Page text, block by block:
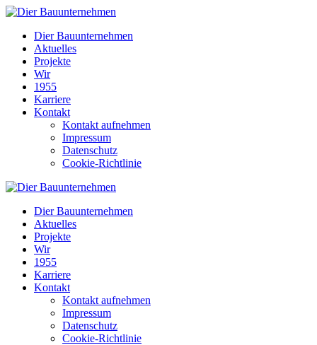
Dier Bauunternehmen
Aktuelles
Projekte
Wir
1955
Karriere
Kontakt
Kontakt aufnehmen
Impressum
Datenschutz
Cookie-Richtlinie
Dier Bauunternehmen
Aktuelles
Projekte
Wir
1955
Karriere
Kontakt
Kontakt aufnehmen
Impressum
Datenschutz
Cookie-Richtlinie